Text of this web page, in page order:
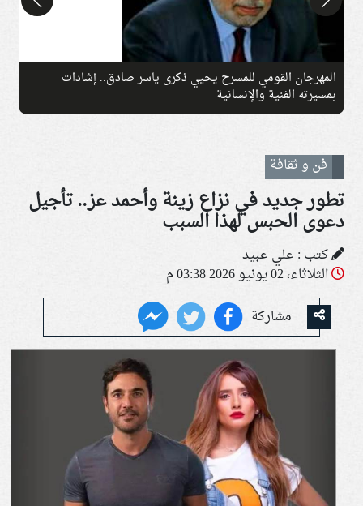
المهرجان القومي للمسرح يحيي ذكرى ياسر صادق.. إشادات
بمسيرته الفنية والإنسانية
فن و ثقافة
تطور جديد في نزاع زينة وأحمد عز.. تأجيل
دعوى الحبس لهذا السبب
كتب : علي عبيد
الثلاثاء، 02 يونيو 2026 03:38 م
مشاركة